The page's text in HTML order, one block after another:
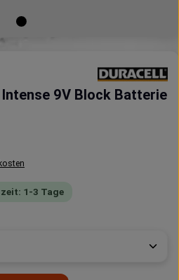
9V Block Batterie
1-3 Tage
gewünschten Wert ein